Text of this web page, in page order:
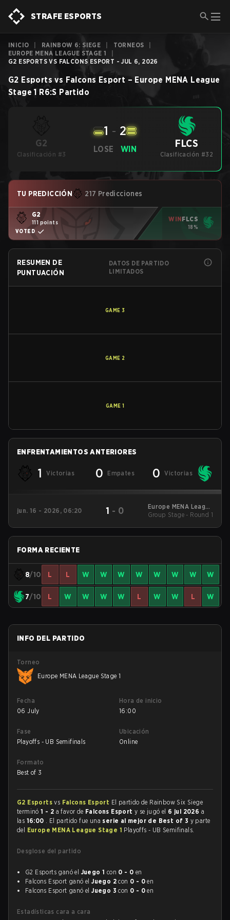
STRAFE ESPORTS
INICIO RAINBOW 6: SIEGE TORNEOS
EUROPE MENA LEAGUE STAGE 1
G2 ESPORTS VS FALCONS ESPORT - JUL 6, 2026
G2 Esports vs Falcons Esport – Europe MENA League
Stage 1 R6:S Partido
G2
Clasificación #3
LOSE
1 - 2
WIN FLCS
Clasificación #32
TU PREDICCIÓN 217 Predicciones
G2
111 points
VOTED
WINFLCS
18%
RESUMEN DE
PUNTUACIÓN
DATOS DE PARTIDO
LIMITADOS
GAME 3
GAME 2
GAME 1
ENFRENTAMIENTOS ANTERIORES
1 Victorias 0 Empates 0 Victorias
jun. 16 - 2026, 06:20 1 - 0
Europe MENA League
Stage 1
Group Stage - Round 1
FORMA RECIENTE
8/10 L L W W W W W W W W
7/10 L W W W W L W W L W
INFO DEL PARTIDO
Torneo
Europe MENA League Stage 1
Fecha
06 July
Hora de inicio
16:00
Fase
Playoffs - UB Semifinals
Ubicación
Online
Formato
Best of 3
G2 Esportsvs Falcons Esport El partido de Rainbow Six Siege
terminó1 - 2 a favor de Falcons Esporty se jugó el 6 jul 2026 a
las 16:00 . El partido fue una serie al mejor de Best of 3 y parte
del Europe MENA League Stage 1 Playoffs - UB Semifinals.
Desglose del partido
G2 Esports ganó el Juego 1 con 0 - 0 en
Falcons Esport ganó elJuego 2 con 0 - 0 en
Falcons Esport ganó elJuego 3 con 0 - 0 en
Estadísticas cara a cara